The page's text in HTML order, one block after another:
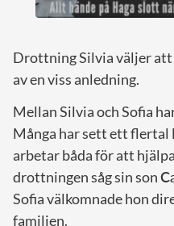
Drottning Silvia väljer att
av en viss anledning.
Mellan Silvia och Sofia
Många har sett ett flertal
arbetar båda för att
drottningen såg sin son
Sofia välkomnade hon
familjen.